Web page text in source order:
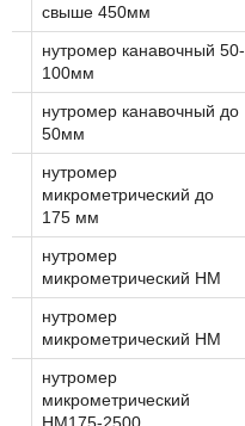
свыше 450мм
нутромер канавочный 50-
100мм
нутромер канавочный до
50мм
нутромер
микрометрический до
175 мм
нутромер
микрометрический НМ
нутромер
микрометрический НМ
нутромер
микрометрический
НМ175-2500